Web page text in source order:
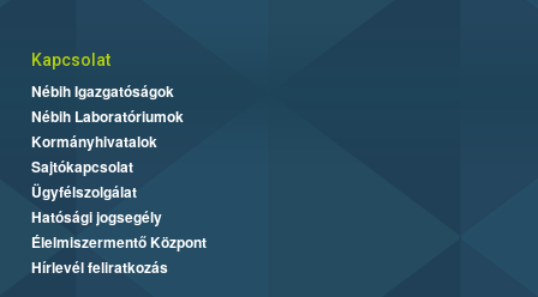
Kapcsolat
Nébih Igazgatóságok
Nébih Laboratóriumok
Kormányhivatalok
Sajtókapcsolat
Ügyfélszolgálat
Hatósági jogsegély
Élelmiszermentő Központ
Hírlevél feliratkozás